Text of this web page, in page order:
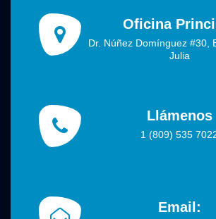
Oficina
Dr. Núñez Domínguez #30,
Julia
Llámenos
1 (809) 535
Email: